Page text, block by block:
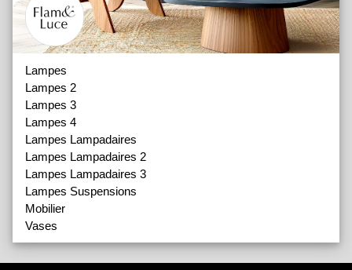
Lampes
Lampes 2
Lampes 3
Lampes 4
Lampes Lampadaires
Lampes Lampadaires 2
Lampes Lampadaires 3
Lampes Suspensions
Mobilier
Vases